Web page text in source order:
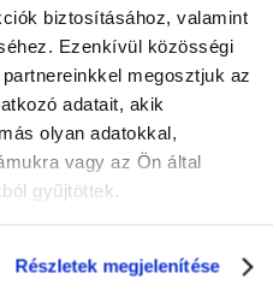
biztosításához, valamint
Ezenkívül közösségi
megosztjuk az
adatait, akik
olyan adatokkal,
vagy az Ön által
gyűjtöttek.
Részletek megjelenítése
KÉRDEZZ TŐLÜNK!